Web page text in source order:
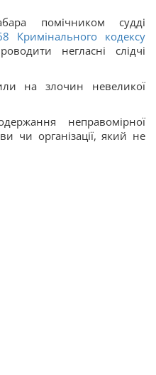
помічником судді
Кримінального кодексу
негласні слідчі
на злочин невеликої
неправомірної
чи організації, який не